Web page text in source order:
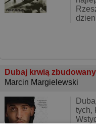
Dubaj krwią zbudowany
Marcin Margielewski
tych,